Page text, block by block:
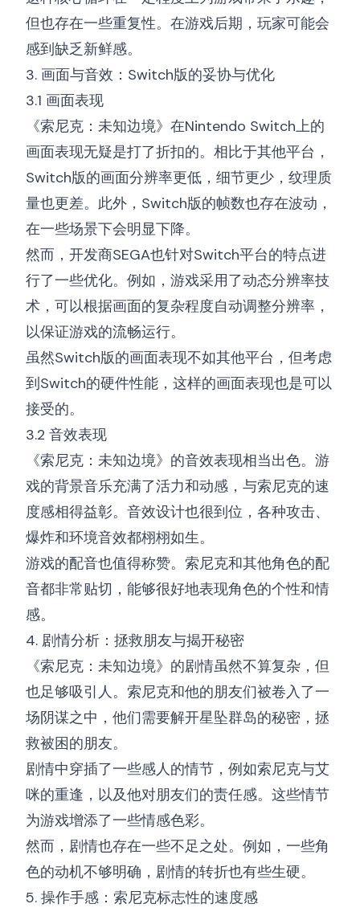
但也存在一些重复性。在游戏后期，玩家可能会
感到缺乏新鲜感。
3. 画面与音效：Switch版的妥协与优化
3.1 画面表现
《索尼克：未知边境》在Nintendo Switch上的
画面表现无疑是打了折扣的。相比于其他平台，
Switch版的画面分辨率更低，细节更少，纹理质
量也更差。此外，Switch版的帧数也存在波动，
在一些场景下会明显下降。
然而，开发商SEGA也针对Switch平台的特点进
行了一些优化。例如，游戏采用了动态分辨率技
术，可以根据画面的复杂程度自动调整分辨率，
以保证游戏的流畅运行。
虽然Switch版的画面表现不如其他平台，但考虑
到Switch的硬件性能，这样的画面表现也是可以
接受的。
3.2 音效表现
《索尼克：未知边境》的音效表现相当出色。游
戏的背景音乐充满了活力和动感，与索尼克的速
度感相得益彰。音效设计也很到位，各种攻击、
爆炸和环境音效都栩栩如生。
游戏的配音也值得称赞。索尼克和其他角色的配
音都非常贴切，能够很好地表现角色的个性和情
感。
4. 剧情分析：拯救朋友与揭开秘密
《索尼克：未知边境》的剧情虽然不算复杂，但
也足够吸引人。索尼克和他的朋友们被卷入了一
场阴谋之中，他们需要解开星坠群岛的秘密，拯
救被困的朋友。
剧情中穿插了一些感人的情节，例如索尼克与艾
咪的重逢，以及他对朋友们的责任感。这些情节
为游戏增添了一些情感色彩。
然而，剧情也存在一些不足之处。例如，一些角
色的动机不够明确，剧情的转折也有些生硬。
5. 操作手感：索尼克标志性的速度感